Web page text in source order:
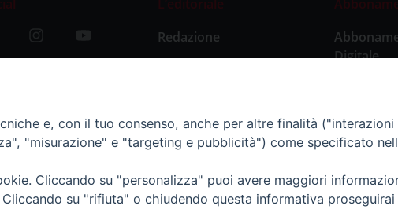
L’editoriale
Redazione
Storia
Digitale
Copia
e, con il tuo consenso, anche per altre finalità ("interazioni
"misurazione" e "targeting e pubblicità") come specificato
Cliccando su "personalizza" puoi avere maggiori
su "rifiuta" o chiudendo questa informativa proseguirai